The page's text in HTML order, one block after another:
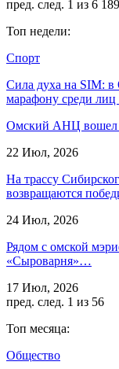
пред. след. 1 из 6 189
Топ недели:
Спорт
Сила духа на SIM: в
марафону среди
Омский АНЦ вошел
22 Июл, 2026
На трассу
возвращаются
24 Июл, 2026
Рядом с омской
«Сыроварня»…
17 Июл, 2026
пред. след. 1 из 56
Топ месяца:
Общество